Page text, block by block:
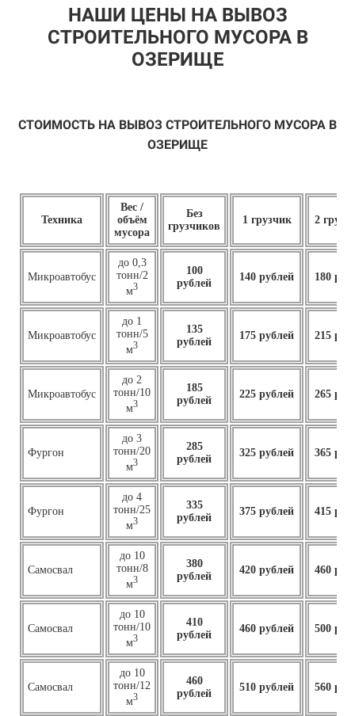
НАШИ ЦЕНЫ НА ВЫВОЗ
СТРОИТЕЛЬНОГО МУСОРА В
ОЗЕРИЩЕ
СТОИМОСТЬ НА ВЫВОЗ СТРОИТЕЛЬНОГО МУСОРА В
ОЗЕРИЩЕ
Техника
Вес /
объём
мусора
Без
грузчиков
1 грузчик 2
Микроавтобус
до 0,3
тонн/2
м3
100
рублей
140 рублей 180
Микроавтобус
до 1
тонн/5
м3
135
рублей
175 рублей 215
Микроавтобус
до 2
тонн/10
м3
185
рублей
225 рублей 265
Фургон
до 3
тонн/20
м3
285
рублей
325 рублей 365
Фургон
до 4
тонн/25
м3
335
рублей
375 рублей 415
Самосвал
до 10
тонн/8
м3
380
рублей
420 рублей 460
Самосвал
до 10
тонн/10
м3
410
рублей
460 рублей 500
Самосвал
до 10
тонн/12
м3
460
рублей
510 рублей 560